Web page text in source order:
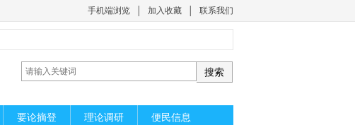
手机端浏览 加入收藏 联系我们
要论摘登 理论调研 便民信息